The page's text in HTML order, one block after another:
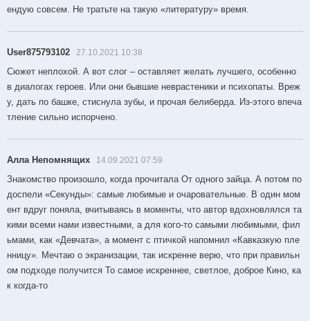
ендую совсем. Не тратьте на такую «литературу» время.
User875793102 27.10.2021 10:38
Сюжет неплохой. А вот слог – оставляет желать лучшего, особенно
в диалогах героев. Или они бывшие неврастеники и психопаты. Вреж
у, дать по башке, стиснула зубы, и прочая белиберда. Из-этого впеча
тление сильно испорчено.
Алла Непомнящих 14.09.2021 07:59
Знакомство произошло, когда прочитала От одного зайца. А потом по
доспели «Секунды»: самые любимые и очаровательные. В один мом
ент вдруг поняла, вчитываясь в моменты, что автор вдохновлялся та
кими всеми нами известными, а для кого-то самыми любимыми, фил
ьмами, как «Девчата», а момент с птичкой напомнил «Кавказкую пле
нницу». Мечтаю о экранизации, так искренне верю, что при правильн
ом подходе получится То самое искреннее, светлое, доброе Кино, ка
к когда-то